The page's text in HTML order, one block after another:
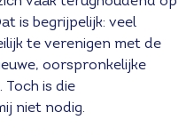
is begrijpelijk: veel
te verenigen met de
oorspronkelijke
Toch is die
niet nodig.